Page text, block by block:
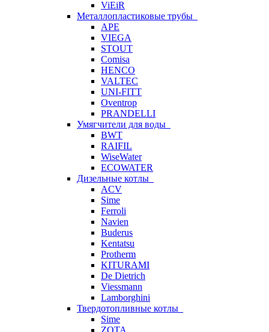
ViEiR
Металлопластиковые трубы
APE
VIEGA
STOUT
Comisa
HENCO
VALTEC
UNI-FITT
Oventrop
PRANDELLI
Умягчители для воды
BWT
RAIFIL
WiseWater
ECOWATER
Дизельные котлы
ACV
Sime
Ferroli
Navien
Buderus
Kentatsu
Protherm
KITURAMI
De Dietrich
Viessmann
Lamborghini
Твердотопливные котлы
Sime
ZOTA